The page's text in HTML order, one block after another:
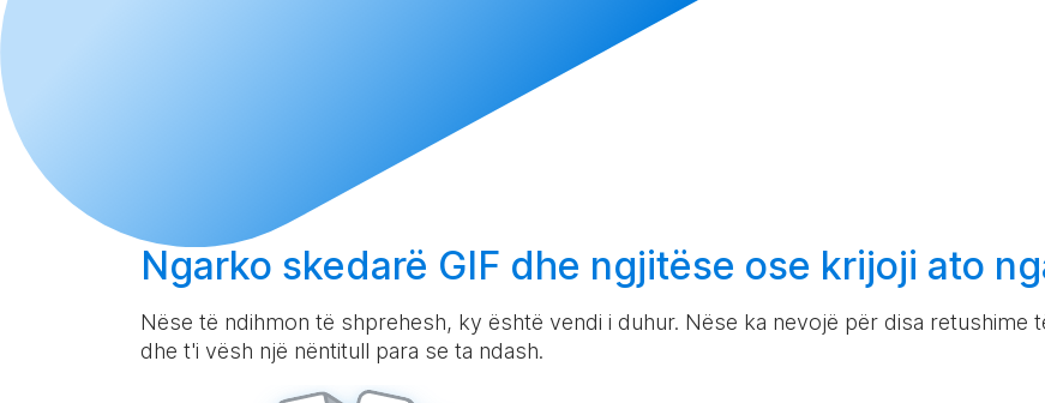
Ngarko skedarë GIF dhe ngjitëse ose krijoji ato
Nëse të ndihmon të shprehesh, ky është vendi i duhur. Nëse ka nevojë për disa retushime
dhe t'i vësh një nëntitull para se ta ndash.